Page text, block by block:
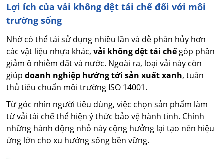
Lợi ích của vải không dệt tái chế đối với môi
trường sống
Nhờ có thể tái sử dụng nhiều lần và dễ phân hủy hơn
các vật liệu nhựa khác,vải không dệt tái chếgóp phần
giảm ô nhiễm đất và nước. Ngoài ra, loại vải này còn
giúpdoanh nghiệp hướng tới sản xuất xanh, tuân
thủ tiêu chuẩn môi trường ISO 14001.
Từ góc nhìn người tiêu dùng, việc chọn sản phẩm làm
từ vải tái chế thể hiện ý thức bảo vệ hành tinh. Chính
những hành động nhỏ này cộng hưởng lại tạo nên hiệu
ứng lớn cho xu hướng sống bền vững.